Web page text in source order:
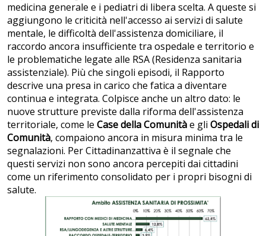
medicina generale e i pediatri di libera scelta. A queste si
aggiungono le criticità nell'accesso ai servizi di salute
mentale, le difficoltà dell'assistenza domiciliare, il
raccordo ancora insufficiente tra ospedale e territorio e
le problematiche legate alle RSA (Residenza sanitaria
assistenziale). Più che singoli episodi, il Rapporto
descrive una presa in carico che fatica a diventare
continua e integrata. Colpisce anche un altro dato: le
nuove strutture previste dalla riforma dell'assistenza
territoriale, come le Case della Comunitàe gli Ospedali di
Comunità, compaiono ancora in misura minima tra le
segnalazioni. Per Cittadinanzattiva è il segnale che
questi servizi non sono ancora percepiti dai cittadini
come un riferimento consolidato per i propri bisogni di
salute.